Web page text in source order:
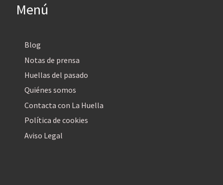
Menú
Blog
Notas de prensa
Huellas del pasado
Quiénes somos
Contacta con La Huella
Política de cookies
Aviso Legal